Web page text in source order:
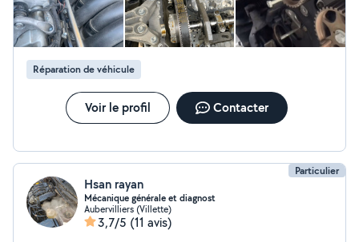
Réparation de véhicule
Voir le profil Contacter
Particulier
Hsan rayan
Mécanique générale et diagnost
Aubervilliers (Villette)
3,7/5 (11 avis)